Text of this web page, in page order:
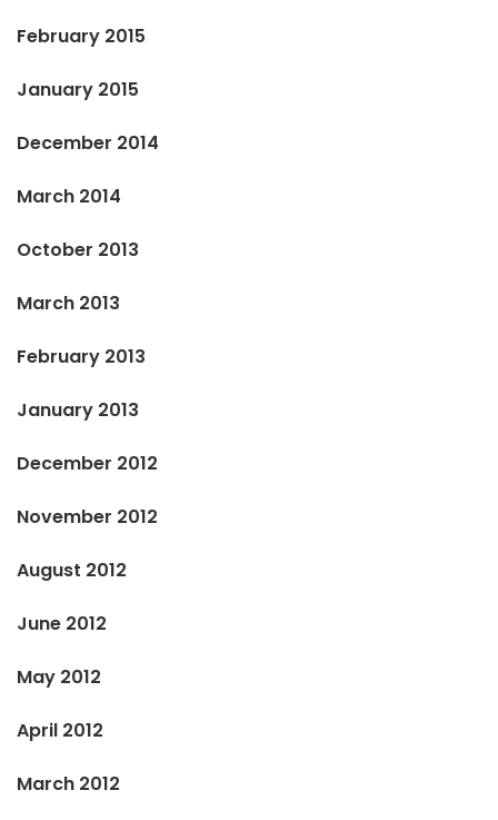
February 2015
January 2015
December 2014
March 2014
October 2013
March 2013
February 2013
January 2013
December 2012
November 2012
August 2012
June 2012
May 2012
April 2012
March 2012